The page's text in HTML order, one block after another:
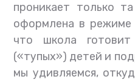
проникает только
оформлена в режиме
что школа готовит
(«тупых») детей и
мы удивляемся,